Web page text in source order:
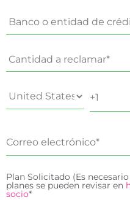
Plan Solicitado (Es
planes se pueden revisar en
socio*